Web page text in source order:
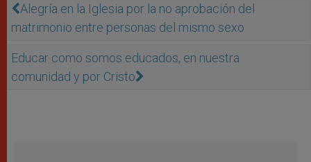
Alegría en la Iglesia por la no aprobación del
matrimonio entre personas del mismo sexo
Educar como somos educados, en nuestra
comunidad y por Cristo